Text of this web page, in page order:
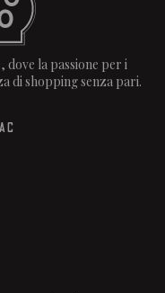
dove la passione per i
di shopping senza pari.